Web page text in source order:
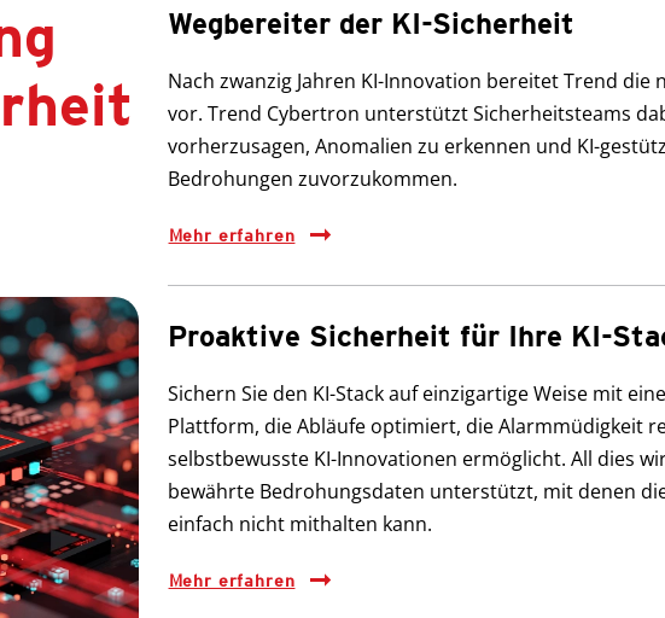
Wegbereiter der KI-Sicherheit
Nach zwanzig Jahren KI-Innovation bereitet Trend die
vor. Trend Cybertron unterstützt Sicherheitsteams
vorherzusagen, Anomalien zu erkennen und KI-
Bedrohungen zuvorzukommen.
Mehr erfahren
Proaktive Sicherheit für Ihre KI-
Sichern Sie den KI-Stack auf einzigartige Weise mit
Plattform, die Abläufe optimiert, die Alarmmüdigkeit
selbstbewusste KI-Innovationen ermöglicht. All dies
bewährte Bedrohungsdaten unterstützt, mit denen
einfach nicht mithalten kann.
Mehr erfahren